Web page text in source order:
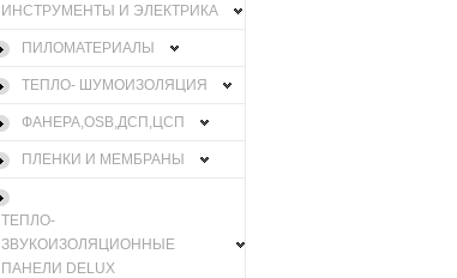
ИНСТРУМЕНТЫ И ЭЛЕКТРИКА
ПИЛОМАТЕРИАЛЫ
ТЕПЛО- ШУМОИЗОЛЯЦИЯ
ФАНЕРА,OSB,ДСП,ЦСП
ПЛЕНКИ И МЕМБРАНЫ
ТЕПЛО-
ЗВУКОИЗОЛЯЦИОННЫЕ
ПАНЕЛИ DELUX